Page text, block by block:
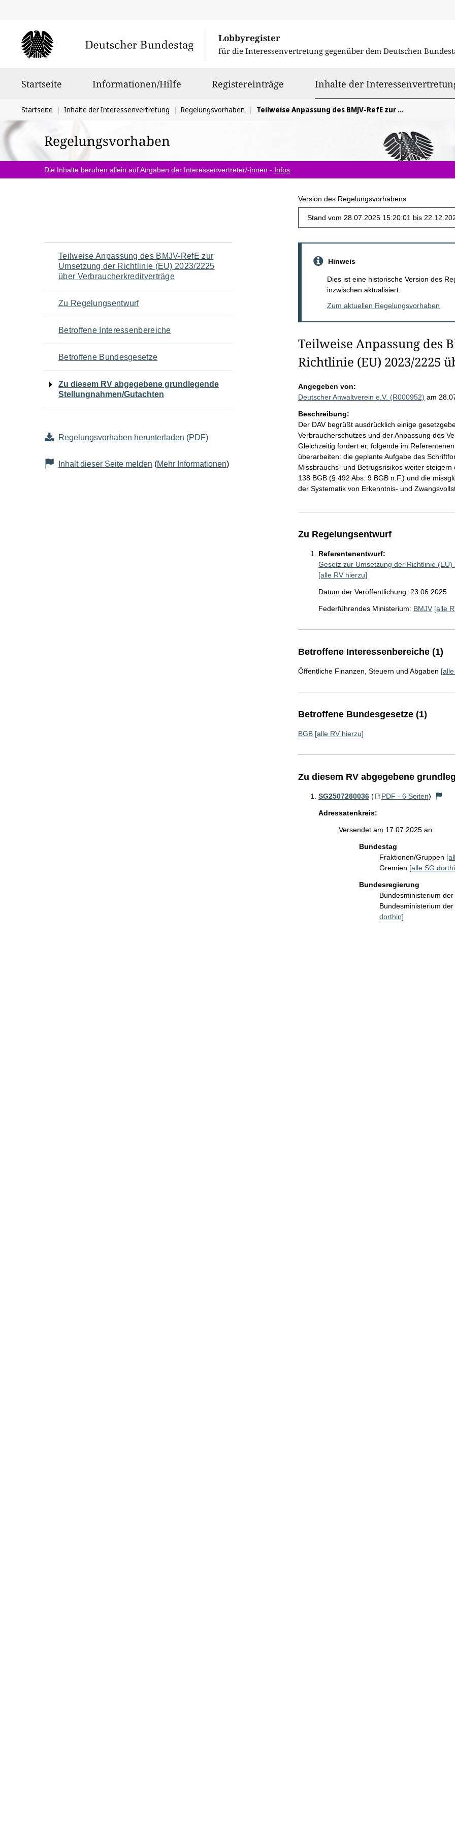
Lobbyregister
für die Interessenvertretung gegenüber dem Deutschen
Startseite Informationen/Hilfe Registereinträge Inhalte der
Sie
befinden
sich
hier:
Startseite Inhalte der Interessenvertretung Regelungsvorhaben Teilweise Anpassung des BMJV-RefE zur Umsetzung der Richtlinie (EU) 2023/2225 über Verbraucherkreditverträge
Regelungsvorhaben
Die Inhalte beruhen allein auf Angaben der Interessenvertreter/-innen - Infos
Version des Regelungsvorhabens
Navigation
für
den
Seiteninhalt
Teilweise Anpassung des BMJV-RefE zur
Umsetzung der Richtlinie (EU) 2023/2225
über Verbraucherkreditverträge
Zu Regelungsentwurf
Betroffene Interessenbereiche
Betroffene Bundesgesetze
Zu diesem RV abgegebene grundlegende
Stellungnahmen/Gutachten
Regelungsvorhaben herunterladen (PDF)
Inhalt dieser Seite melden (Mehr Informationen)
Hinweis
Dies ist eine historische Version des
inzwischen aktualisiert.
Zum aktuellen Regelungsvorhaben
Teilweise Anpassung des
Richtlinie (EU) 2023/2225
Angegeben von:
Deutscher Anwaltverein e.V. (R000952) am
Beschreibung:
Der DAV begrüßt ausdrücklich einige
Verbraucherschutzes und der Anpassung des
Gleichzeitig fordert er, folgende im
überarbeiten: die geplante Aufgabe des
Missbrauchs- und Betrugsrisikos weiter
138 BGB (§ 492 Abs. 9 BGB n.F.) und die
der Systematik von Erkenntnis- und
Zu Regelungsentwurf
Referentenentwurf:
Gesetz zur Umsetzung der Richtlinie
[alle RV hierzu]
Datum der Veröffentlichung: 23.06.2025
Federführendes Ministerium: BMJV [alle
Betroffene Interessenbereiche (1)
Öffentliche Finanzen, Steuern und Abgaben
Betroffene Bundesgesetze (1)
BGB [alle RV hierzu]
Zu diesem RV abgegebene
SG2507280036 ( PDF - 6 Seiten)
Adressatenkreis:
Versendet am 17.07.2025 an:
Bundestag
Fraktionen/Gruppen
Gremien [alle SG
Bundesregierung
Bundesministerium
Bundesministerium
dorthin]